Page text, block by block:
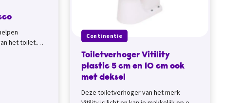
het toilet.
Continentie
Toiletverhoger Vitility
plastic 5 cm en 10 cm ook
met deksel
Deze toiletverhoger van het merk